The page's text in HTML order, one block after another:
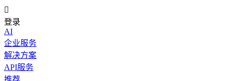

登录
AI
企业服务
解决方案
API服务
推荐